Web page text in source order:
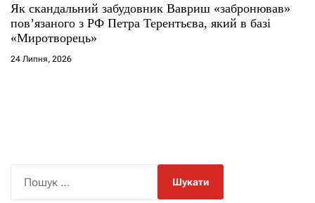
Як скандальний забудовник Вавриш «забронював»
повʼязаного з РФ Петра Терентьєва, який в базі
«Миротворець»
24 Липня, 2026